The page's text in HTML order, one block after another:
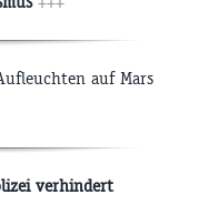
auf Mars
verhindert